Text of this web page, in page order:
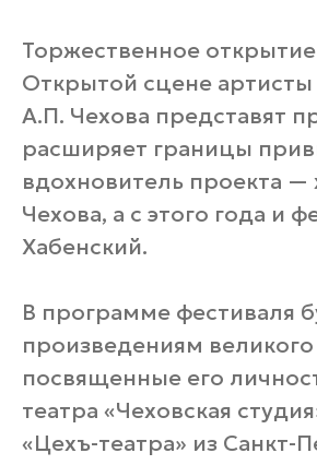
Торжественное открытие
Открытой сцене
А.П. Чехова представят
расширяет границы
вдохновитель проекта
Чехова, а с этого года и
Хабенский.
В программе фестиваля
произведениям
посвященные его
театра «Чеховская
«Цехъ-театра» из Санкт-